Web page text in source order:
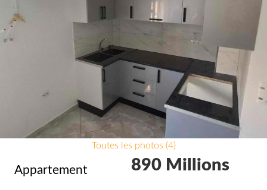
Toutes les photos (4)
Appartement 890 Millions